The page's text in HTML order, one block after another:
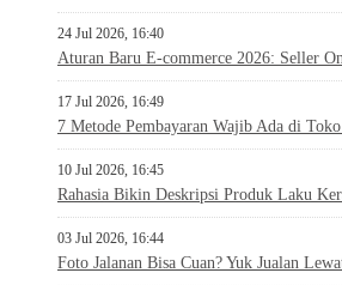
24 Jul 2026, 16:40
Aturan Baru E-commerce 2026: Seller
17 Jul 2026, 16:49
7 Metode Pembayaran Wajib Ada di
10 Jul 2026, 16:45
Rahasia Bikin Deskripsi Produk Laku
03 Jul 2026, 16:44
Foto Jalanan Bisa Cuan? Yuk Jualan